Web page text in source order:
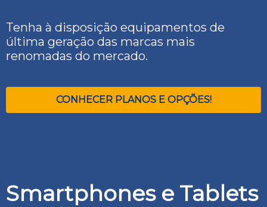
Tenha à disposição equipamentos de
última geração das marcas mais
renomadas do mercado.
CONHECER PLANOS E OPÇÕES!
Smartphones e Tablets